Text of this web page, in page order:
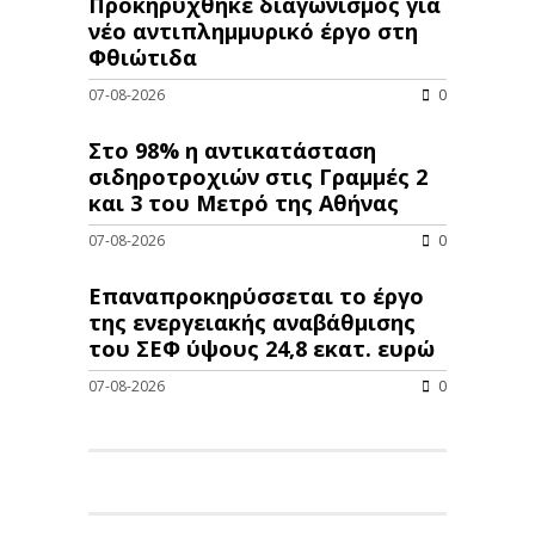
νέo αντιπλημμυρικό έργο στη
Φθιώτιδα
07-08-2026 0
Στο 98% η αντικατάσταση
σιδηροτροχιών στις Γραμμές 2
και 3 του Μετρό της Αθήνας
07-08-2026 0
Επαναπροκηρύσσεται το έργο
της ενεργειακής αναβάθμισης
του ΣΕΦ ύψους 24,8 εκατ. ευρώ
07-08-2026 0